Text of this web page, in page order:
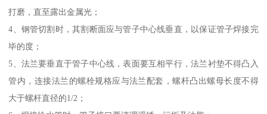
打磨，直至露出金属光；
4、钢管切割时，其割断面应与管子中心线垂直，以保证管子焊接完
毕的度；
5、法兰要垂直于管子中心线，表面要互相平行，法兰衬垫不得凸入
管内，连接法兰的螺栓规格应与法兰配套，螺杆凸出螺母长度不得
大于螺杆直径的1/2；